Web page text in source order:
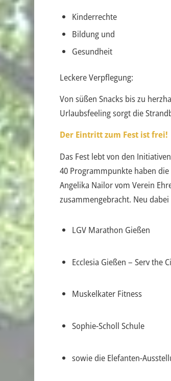
Kinderrechte
Bildung und
Gesundheit
Leckere Verpflegung:
Von süßen Snacks bis zu
Urlaubsfeeling sorgt die
Der Eintritt zum Fest ist frei!
Das Fest lebt von den
40 Programmpunkte haben
Angelika Nailor vom Verein
zusammengebracht. Neu dabei
LGV Marathon Gießen
Ecclesia Gießen – Serv the
Muskelkater Fitness
Sophie-Scholl Schule
sowie die Elefanten-